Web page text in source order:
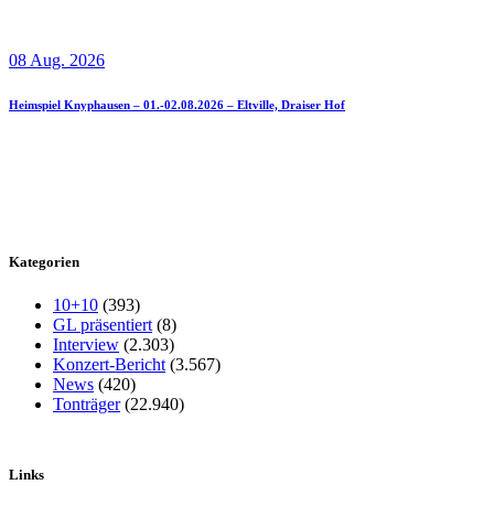
08 Aug. 2026
Heimspiel Knyphausen – 01.-02.08.2026 – Eltville, Draiser Hof
Kategorien
10+10 (393)
GL präsentiert (8)
Interview (2.303)
Konzert-Bericht (3.567)
News (420)
Tonträger(22.940)
Links